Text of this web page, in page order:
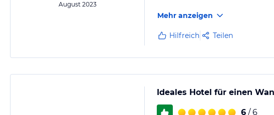
August 2023
Mehr anzeigen
Hilfreich Teilen
Ideales Hotel für einen
6 / 6